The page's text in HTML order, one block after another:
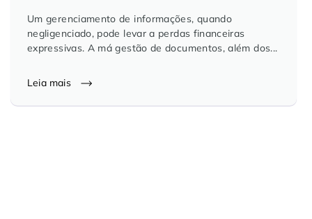
Controle e Organização de Documentos Físicos
Guarda de Documentos
Um gerenciamento de informações, quando
negligenciado, pode levar a perdas financeiras
expressivas. A má gestão de documentos, além dos...
Leia mais